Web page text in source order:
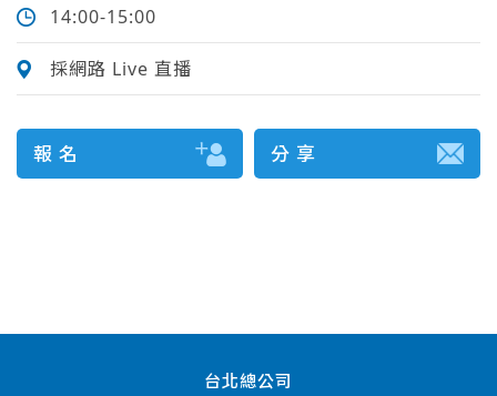
14:00-15:00
採網路 Live 直播
報 名 分 享
台北總公司